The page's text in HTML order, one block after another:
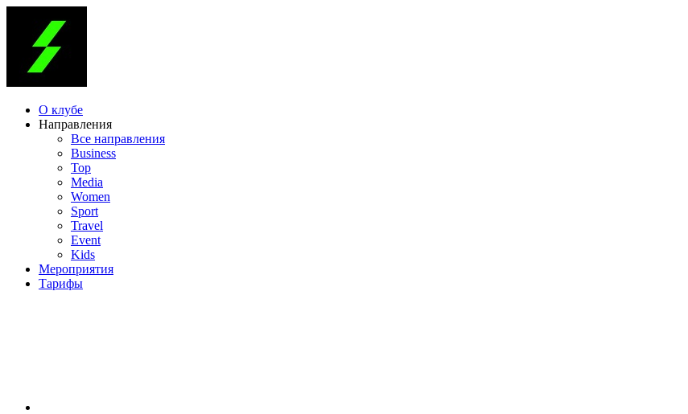
О клубе
Направления
Все направления
Business
Top
Media
Women
Sport
Travel
Event
Kids
Мероприятия
Тарифы